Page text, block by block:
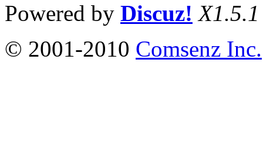
Powered by Discuz! X1.5.1
© 2001-2010 Comsenz Inc.